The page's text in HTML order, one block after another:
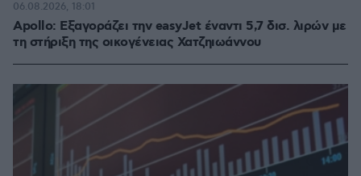
Apollo: Εξαγοράζει την easyJet έναντι 5,7 δισ. λιρών με
τη στήριξη της οικογένειας Χατζηιωάννου
06.08.2026, 18:01